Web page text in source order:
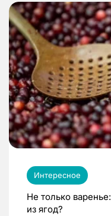
Интересное
Не только
из ягод?